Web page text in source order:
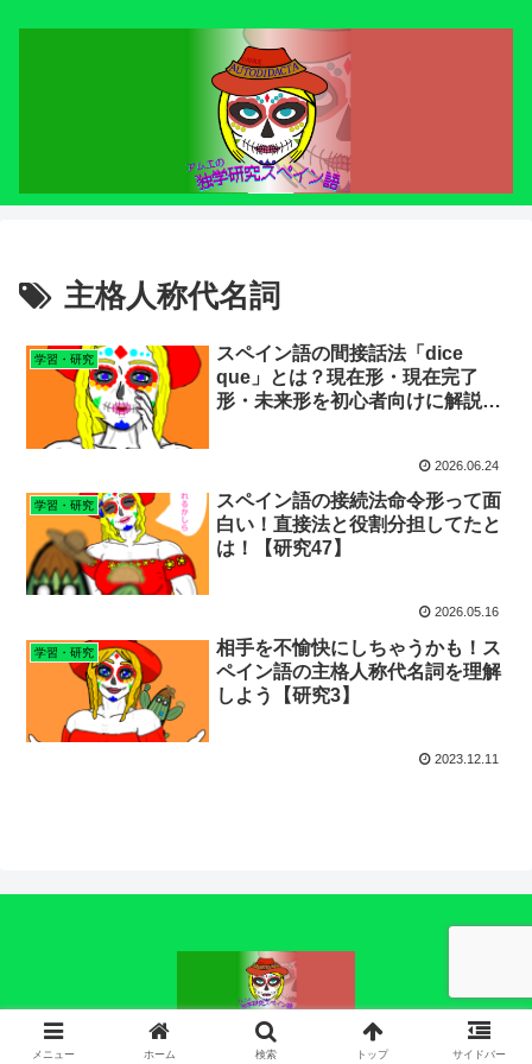
主格人称代名詞
学習・研究
スペイン語の間接話法「dice
que」とは？現在形・現在完了
形・未来形を初心者向けに解説！
2026.06.24
学習・研究
スペイン語の接続法命令形って面
白い！直接法と役割分担してたと
は！【研究47】
2026.05.16
学習・研究
相手を不愉快にしちゃうかも！ス
ペイン語の主格人称代名詞を理解
しよう【研究3】
2023.12.11
© 2023 アムエの独学研究スペイン語.
メニュー ホーム 検索 トップ サイドバー